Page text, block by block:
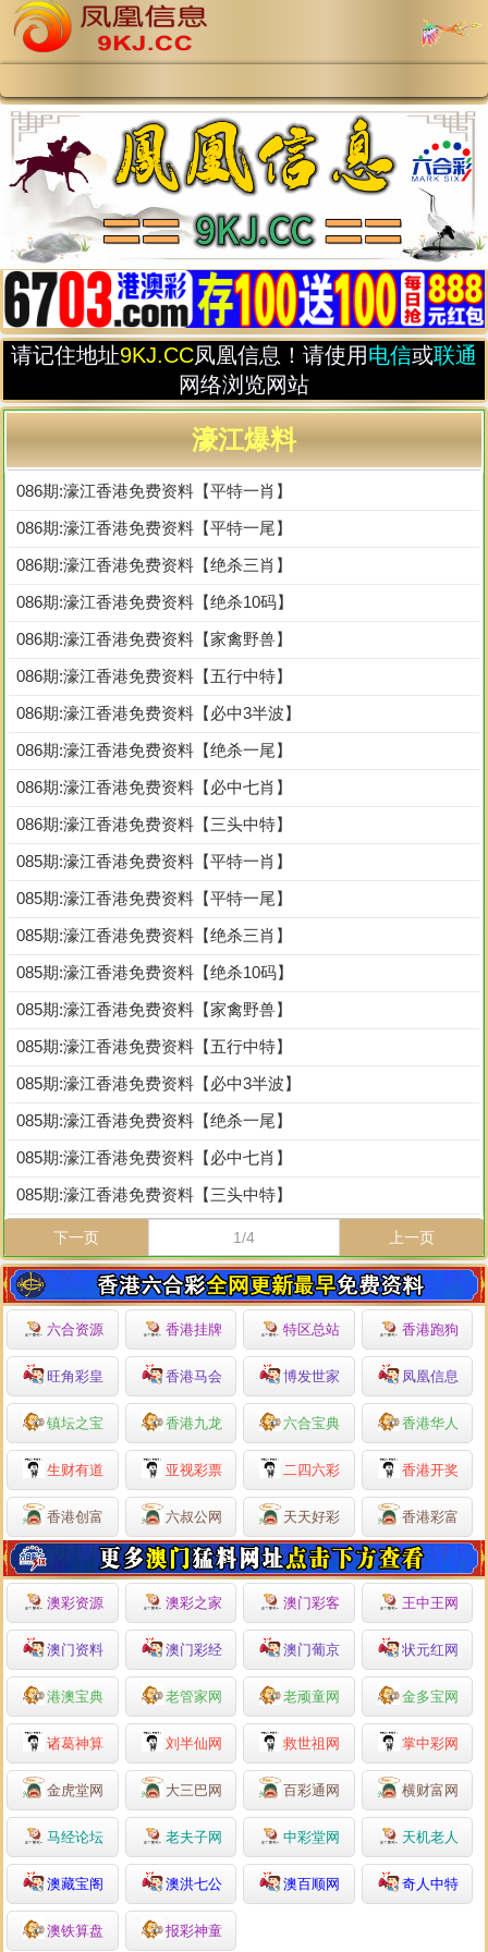
请记住地址9KJ.CC凤凰信息！请使用电信或联通
网络浏览网站
濠江爆料
086期:濠江香港免费资料【平特一肖】
086期:濠江香港免费资料【平特一尾】
086期:濠江香港免费资料【绝杀三肖】
086期:濠江香港免费资料【绝杀10码】
086期:濠江香港免费资料【家禽野兽】
086期:濠江香港免费资料【五行中特】
086期:濠江香港免费资料【必中3半波】
086期:濠江香港免费资料【绝杀一尾】
086期:濠江香港免费资料【必中七肖】
086期:濠江香港免费资料【三头中特】
085期:濠江香港免费资料【平特一肖】
085期:濠江香港免费资料【平特一尾】
085期:濠江香港免费资料【绝杀三肖】
085期:濠江香港免费资料【绝杀10码】
085期:濠江香港免费资料【家禽野兽】
085期:濠江香港免费资料【五行中特】
085期:濠江香港免费资料【必中3半波】
085期:濠江香港免费资料【绝杀一尾】
085期:濠江香港免费资料【必中七肖】
085期:濠江香港免费资料【三头中特】
下一页 1/4 上一页
六合资源 香港挂牌 特区总站 香港跑狗
旺角彩皇 香港马会 博发世家 凤凰信息
镇坛之宝 香港九龙 六合宝典 香港华人
生财有道 亚视彩票 二四六彩 香港开奖
香港创富 六叔公网 天天好彩 香港彩富
澳彩资源 澳彩之家 澳门彩客 王中王网
澳门资料 澳门彩经 澳门葡京 状元红网
港澳宝典 老管家网 老顽童网 金多宝网
诸葛神算 刘半仙网 救世祖网 掌中彩网
金虎堂网 大三巴网 百彩通网 横财富网
马经论坛 老夫子网 中彩堂网 天机老人
澳藏宝阁 澳洪七公 澳百顺网 奇人中特
澳铁算盘 报彩神童